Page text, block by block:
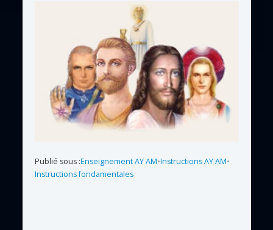
Publié sous :Enseignement AY AM•Instructions AY AM•
Instructions fondamentales